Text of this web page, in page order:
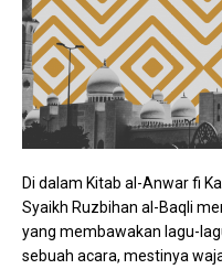
Di dalam Kitab al-Anwar fi
Syaikh Ruzbihan al-Baqli
yang membawakan lagu-
sebuah acara, mestinya